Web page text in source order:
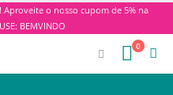
o nosso cupom de 5% na
BEMVINDO
0